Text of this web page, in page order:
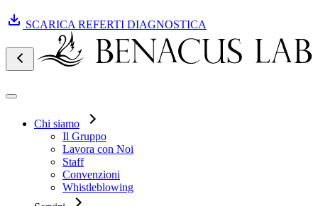
SCARICA REFERTI DIAGNOSTICA
Chi siamo
Il Gruppo
Lavora con Noi
Staff
Convenzioni
Whistleblowing